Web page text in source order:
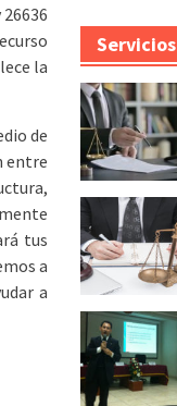
la
de
entre
tus
a
a
Servicios